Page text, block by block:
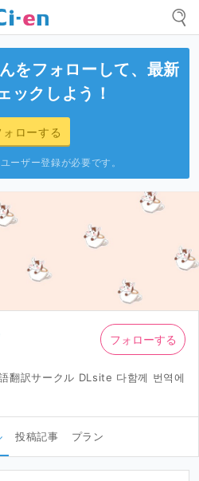
をフォローして、最新
ックしよう！
ォローする
ーザー登録が必要です。
翻訳サークル DLsite 다함께 번역에
フォローする
投稿記事 プラン